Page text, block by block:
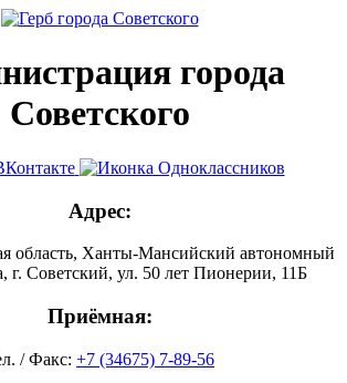
города
Советского
Адрес:
область, Ханты-Мансийский автономный
Советский, ул. 50 лет Пионерии, 11Б
Приёмная:
/ Факс: +7 (34675) 7-89-56